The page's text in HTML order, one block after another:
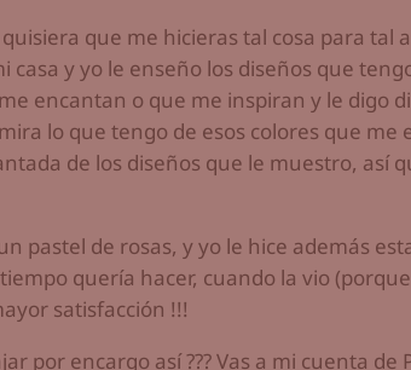
quisiera que me hicieras tal cosa para tal
y yo le enseño los diseños que
encantan o que me inspiran y le digo
lo que tengo de esos colores que me
de los diseños que le muestro, así
pastel de rosas, y yo le hice además
quería hacer, cuando la vio
satisfacción !!!
por encargo así ??? Vas a mi cuenta de